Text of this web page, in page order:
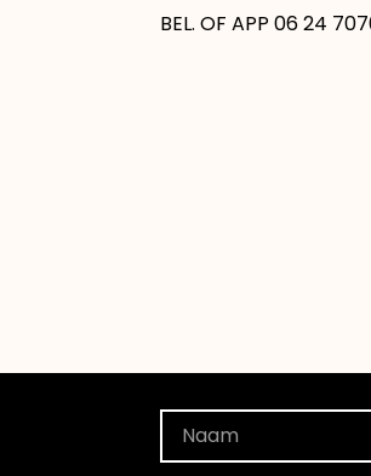
BEL. OF APP 06 24